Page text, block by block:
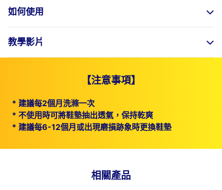
如何使用
教學影片
【注意事項】
* 建議每2個月洗滌一次
* 不使用時可將鞋墊抽出透氣，保持乾爽
* 建議每6-12個月或出現磨損跡象時更換鞋墊
相關產品